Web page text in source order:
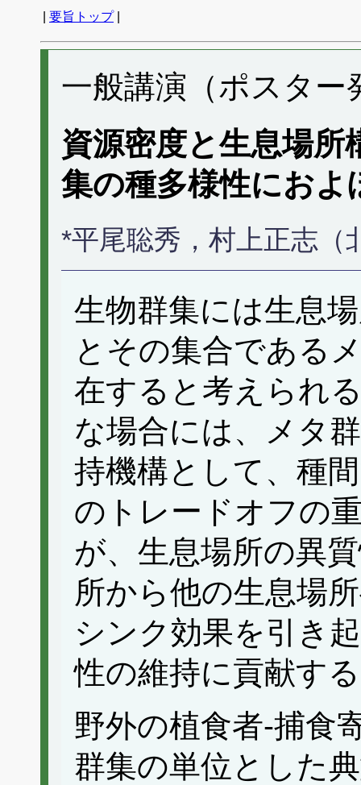
要旨トップ|
一般講演（ポスター
資源密度と生息場所
集の種多様性におよ
*平尾聡秀，村上正志（
生物群集には生息
とその集合である
在すると考えられ
な場合には、メタ
持機構として、種
のトレードオフの
が、生息場所の異
所から他の生息場
シンク効果を引き
性の維持に貢献す
野外の植食者‐捕食
群集の単位とした